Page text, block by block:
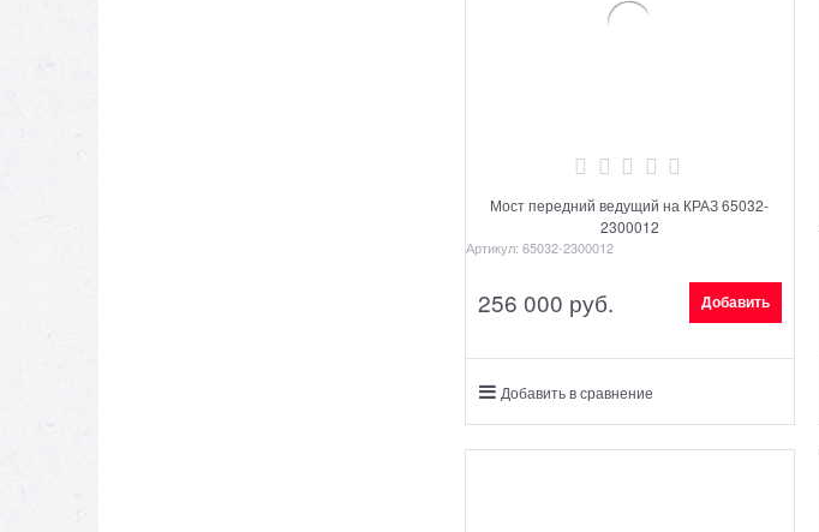
Мост передний ведущий на КРАЗ 65032-
2300012
Артикул: 65032-2300012
256 000 руб. Добавить
Добавить в сравнение